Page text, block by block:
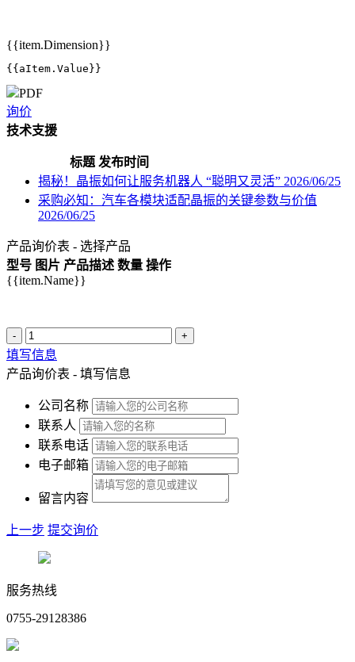
{{item.Dimension}}
{{aItem.Value}}
PDF
询价
技术支援
标题 发布时间
揭秘！晶振如何让服务机器人 “聪明又灵活” 2026/06/25
采购必知：汽车各模块适配晶振的关键参数与价值
2026/06/25
产品询价表 - 选择产品
型号 图片 产品描述 数量 操作
{{item.Name}}
- +
填写信息
产品询价表 - 填写信息
公司名称
联系人
联系电话
电子邮箱
留言内容
上一步 提交询价
服务热线
0755-29128386